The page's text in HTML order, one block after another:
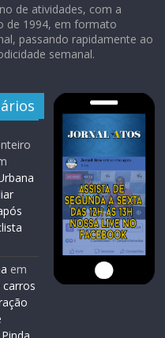
de atividades, com a
de 1994, em formato
passando rapidamente ao
semanal.
em
carros